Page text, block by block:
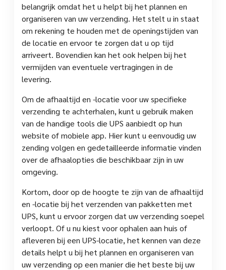
belangrijk omdat het u helpt bij het plannen en
organiseren van uw verzending. Het stelt u in staat
om rekening te houden met de openingstijden van
de locatie en ervoor te zorgen dat u op tijd
arriveert. Bovendien kan het ook helpen bij het
vermijden van eventuele vertragingen in de
levering.
Om de afhaaltijd en -locatie voor uw specifieke
verzending te achterhalen, kunt u gebruik maken
van de handige tools die UPS aanbiedt op hun
website of mobiele app. Hier kunt u eenvoudig uw
zending volgen en gedetailleerde informatie vinden
over de afhaalopties die beschikbaar zijn in uw
omgeving.
Kortom, door op de hoogte te zijn van de afhaaltijd
en -locatie bij het verzenden van pakketten met
UPS, kunt u ervoor zorgen dat uw verzending soepel
verloopt. Of u nu kiest voor ophalen aan huis of
afleveren bij een UPS-locatie, het kennen van deze
details helpt u bij het plannen en organiseren van
uw verzending op een manier die het beste bij uw